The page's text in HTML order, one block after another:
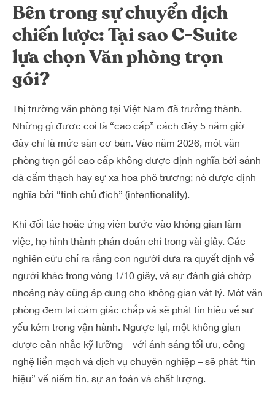
Bên trong sự chuyển dịch
chiến lược: Tại sao C-Suite
lựa chọn Văn phòng trọn
gói?
Thị trường văn phòng tại Việt Nam đã trưởng thành.
Những gì được coi là “cao cấp” cách đây 5 năm giờ
đây chỉ là mức sàn cơ bản. Vào năm 2026, một văn
phòng trọn gói cao cấp không được định nghĩa bởi sảnh
đá cẩm thạch hay sự xa hoa phô trương; nó được định
nghĩa bởi “tính chủ đích” (intentionality).
Khi đối tác hoặc ứng viên bước vào không gian làm
việc, họ hình thành phán đoán chỉ trong vài giây. Các
nghiên cứu chỉ ra rằng con người đưa ra quyết định về
người khác trong vòng 1/10 giây, và sự đánh giá chớp
nhoáng này cũng áp dụng cho không gian vật lý. Một văn
phòng đem lại cảm giác chắp vá sẽ phát tín hiệu về sự
yếu kém trong vận hành. Ngược lại, một không gian
được cân nhắc kỹ lưỡng – với ánh sáng tối ưu, công
nghệ liền mạch và dịch vụ chuyên nghiệp – sẽ phát “tín
hiệu” về niềm tin, sự an toàn và chất lượng.